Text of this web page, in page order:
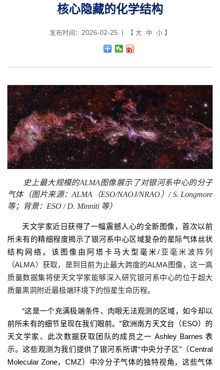
核心隐藏的化学结构
发布时间： 2026-02-25 | 【 大 中 小】
史上最大规模的ALMA图像展示了对银河系中心的分子
气体（图片来源：ALMA （ESO/NAOJ/NRAO）/ S. Longmore
等；背景： ESO / D. Minniti 等）
天文学家近日获得了一幅震撼人心的全新图像，首次以前
所未有的精细程度揭示了银河系中心区域复杂的星际气体丝状
结构网络。该图像由阿塔卡马大型毫米/亚毫米波阵列
（ALMA）获取，是到目前为止最大跨度的ALMA图像，这一高
质量数据集将使天文学家能够深入研究银河系中心的位于超大
质量黑洞附近最极端环境下的恒星生命历程。
“这是一个充满极端条件、肉眼无法观测的区域，如今却以
前所未有的细节呈现在我们眼前。”欧洲南方天文台（ESO）的
天文学家、此次数据获取团队的成员之一 Ashley Barnes 表
示。这些观测为我们提供了银河系所谓“中央分子区”（Central
Molecular Zone，CMZ）中冷分子气体的独特视角，这些气体